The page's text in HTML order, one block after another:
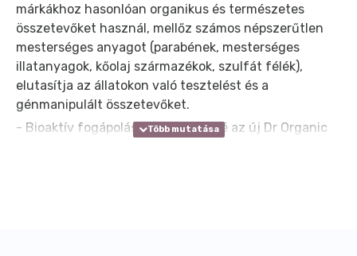
márkákhoz hasonlóan organikus és természetes
összetevőket használ, mellőz számos népszerűtlen
mesterséges anyagot (parabének, mesterséges
illatanyagok, kőolaj származékok, szulfát félék),
elutasítja az állatokon való tesztelést és a
génmanipulált összetevőket.
- Bioaktív fogápolást tesz lehetővé az új Dr Organic